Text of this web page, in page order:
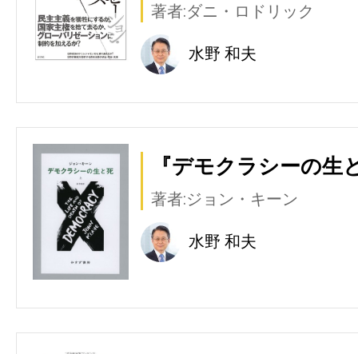
著者:ダニ・ロドリック
水野 和夫
『デモクラシーの生
著者:ジョン・キーン
水野 和夫